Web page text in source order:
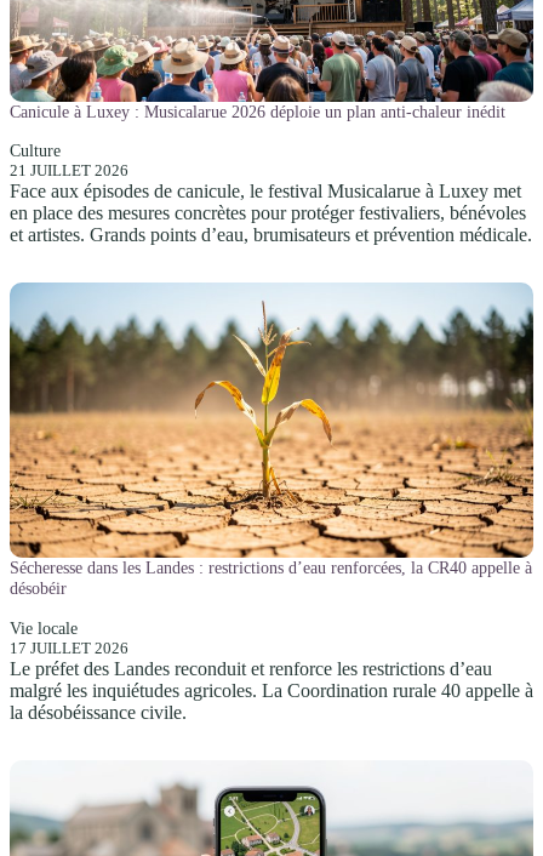
Canicule à Luxey : Musicalarue 2026 déploie un plan anti-chaleur inédit
Culture
21 JUILLET 2026
Face aux épisodes de canicule, le festival Musicalarue à Luxey met
en place des mesures concrètes pour protéger festivaliers, bénévoles
et artistes. Grands points d’eau, brumisateurs et prévention médicale.
Sécheresse dans les Landes : restrictions d’eau renforcées, la CR40 appelle à
désobéir
Vie locale
17 JUILLET 2026
Le préfet des Landes reconduit et renforce les restrictions d’eau
malgré les inquiétudes agricoles. La Coordination rurale 40 appelle à
la désobéissance civile.